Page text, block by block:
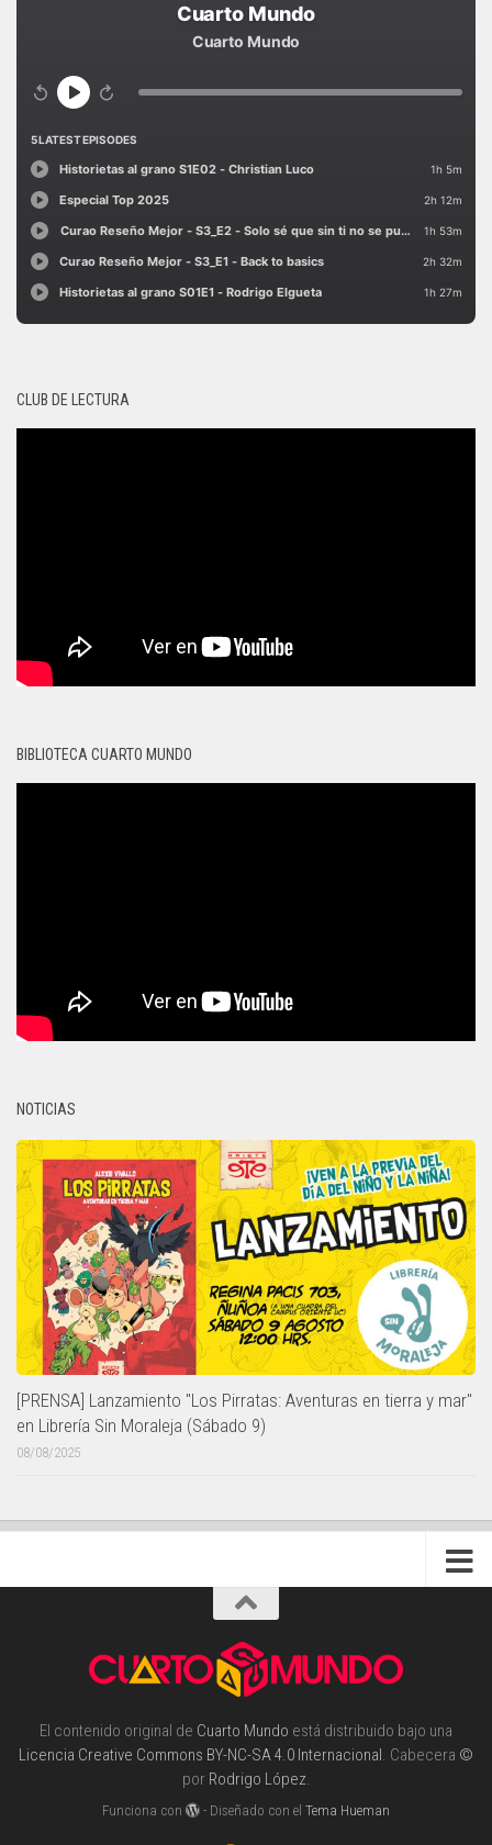
CLUB DE LECTURA
BIBLIOTECA CUARTO MUNDO
NOTICIAS
[PRENSA] Lanzamiento "Los Pirratas: Aventuras en tierra y mar"
en Librería Sin Moraleja (Sábado 9)
08/08/2025
El contenido original de Cuarto Mundo está distribuido bajo una
Licencia Creative Commons BY-NC-SA 4.0 Internacional . Cabecera ©
por Rodrigo López.
Funciona con - Diseñado con elTema Hueman